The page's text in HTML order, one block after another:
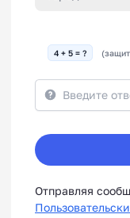
4 + 5 = ?
Отправляя